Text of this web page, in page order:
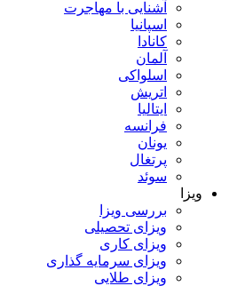
آشنایی با مهاجرت
اسپانیا
کانادا
آلمان
اسلواکی
اتریش
ایتالیا
فرانسه
یونان
پرتغال
سوئد
ویزا
بررسی ویزا
ویزای تحصیلی
ویزای کاری
ویزای سرمایه گذاری
ویزای طلایی